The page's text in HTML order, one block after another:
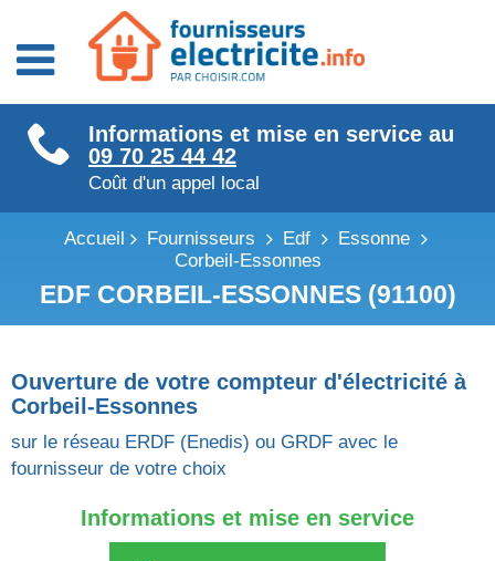
Fournisseurs énergie
Fournisseurs électricité
Fournisseurs gaz
Informations et mise en service au
09 70 25 44 42
Coût d'un appel local
Accueil Fournisseurs Edf
Essonne
Corbeil-Essonnes
EDF CORBEIL-ESSONNES (91100)
Ouverture de votre compteur d'électricité à
Corbeil-Essonnes
sur le réseau ERDF (Enedis) ou GRDF avec le
fournisseur de votre choix
Informations et mise en service